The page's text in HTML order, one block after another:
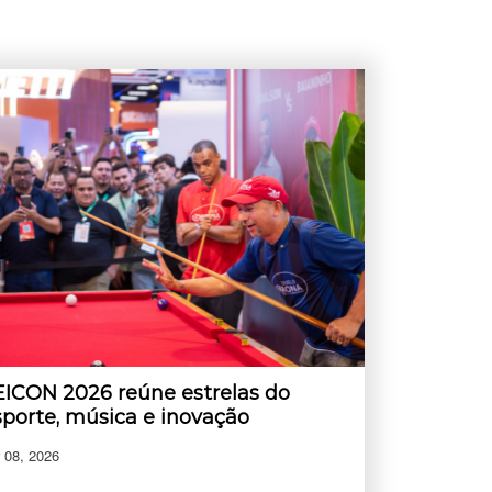
2026 reúne estrelas do
música e inovação
08, 2026